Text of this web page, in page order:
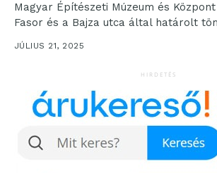
Magyar Építészeti Múzeum és
Fasor és a Bajza utca által határolt
JÚLIUS 21, 2025
HIRDETÉS